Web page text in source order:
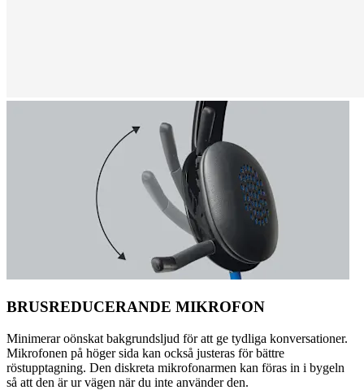
BRUSREDUCERANDE MIKROFON
Minimerar oönskat bakgrundsljud för att ge tydliga konversationer.
Mikrofonen på höger sida kan också justeras för bättre
röstupptagning. Den diskreta mikrofonarmen kan föras in i bygeln
så att den är ur vägen när du inte använder den.